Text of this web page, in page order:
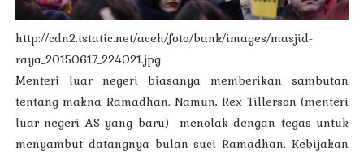
http://cdn2.tstatic.net/aceh/foto/bank/images/masjid-
raya_20150617_224021.jpg
Menteri luar negeri biasanya memberikan sambutan
tentang makna Ramadhan. Namun, Rex Tillerson (menteri
luar negeri AS yang baru)
menolak dengan tegas untuk
menyambut datangnya bulan suci Ramadhan. Kebijakan